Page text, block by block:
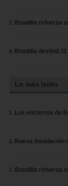
Boadilla refuerza
Boadilla destinó
Lo más leído
Los encierros de
Nueva instalación
Boadilla refuerza